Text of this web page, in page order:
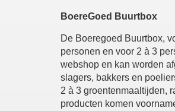
BoereGoed Buurtbox
De Boeregoed Buurtbox,
personen en voor 2 à 3
webshop en kan worden
slagers, bakkers en
2 à 3 groentenmaaltijden,
producten komen